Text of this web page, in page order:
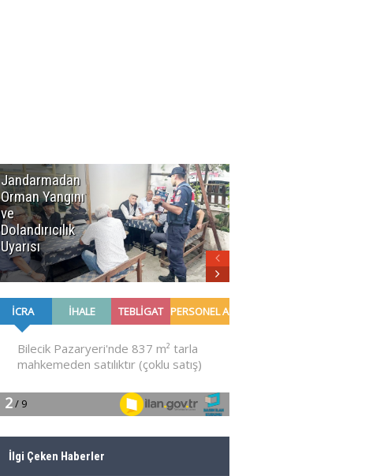
Jandarmadan
Orman Yangını
ve
Dolandırıcılık
Uyarısı
İlgi Çeken Haberler